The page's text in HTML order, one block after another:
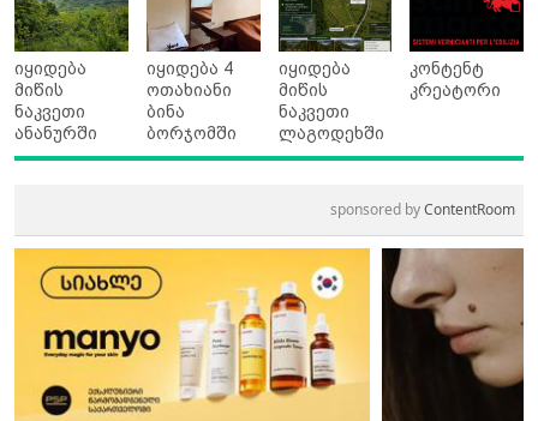
იყიდება
მიწის
ნაკვეთი
ანანურში
იყიდება 4
ოთახიანი
ბინა
ბორჯომში
იყიდება
მიწის
ნაკვეთი
ლაგოდეხში
კონტენტ
კრეატორი
sponsored byContentRoom